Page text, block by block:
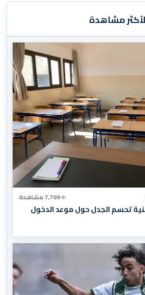
مشاهدة
7,709 مشاهدة
تحسم الجدل حول موعد الدخول